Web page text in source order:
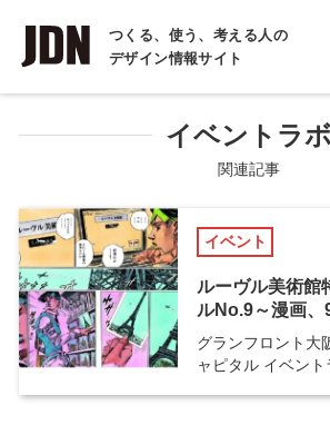
つくる、使う、考える人の
デザイン情報サイト
INTERVIEW
インタビュー
COLUMN
コラム
イベントラボ
関連記事
イベント
ルーヴル美術館
ルNo.9～漫画、
グランフロント大
ャピタル イベント